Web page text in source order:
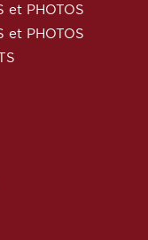
et PHOTOS
et PHOTOS